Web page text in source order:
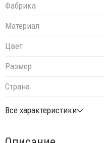
Фабрика
Материал
Цвет
Размер
Страна
Все характеристики